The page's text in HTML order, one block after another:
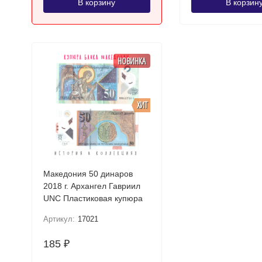
В корзину В
ХИТ
НОВИНКА
Македония 50 динаров
2018 г. Архангел Гавриил
UNC Пластиковая купюра
Артикул: 17021
185 ₽